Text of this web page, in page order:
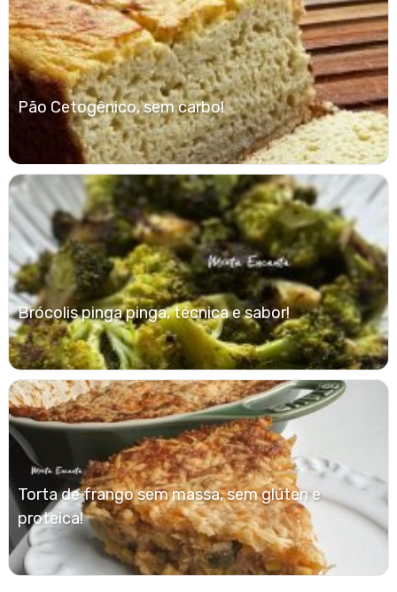
Pão Cetogênico, sem carbo!
Brócolis pinga pinga, técnica e sabor!
Torta de frango sem massa, sem glúten e
proteica!